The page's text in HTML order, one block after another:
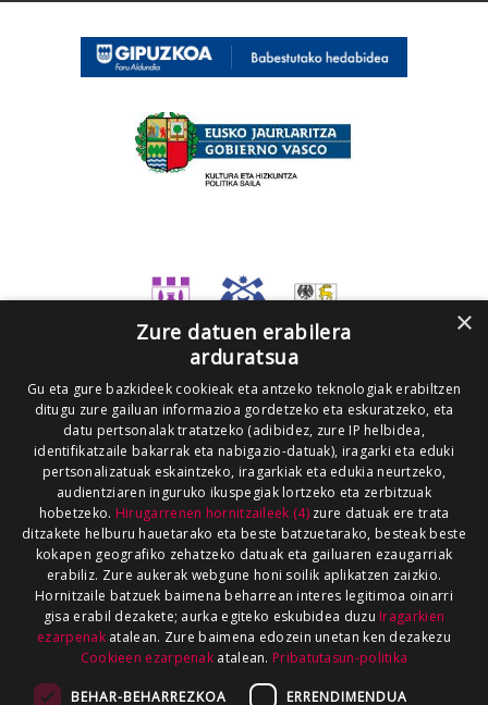
×
Zure datuen erabilera
arduratsua
Gu eta gure bazkideek cookieak eta antzeko teknologiak erabiltzen
ditugu zure gailuan informazioa gordetzeko eta eskuratzeko, eta
datu pertsonalak tratatzeko (adibidez, zure IP helbidea,
identifikatzaile bakarrak eta nabigazio-datuak), iragarki eta eduki
pertsonalizatuak eskaintzeko, iragarkiak eta edukia neurtzeko,
audientziaren inguruko ikuspegiak lortzeko eta zerbitzuak
hobetzeko. Hirugarrenen hornitzaileek (4)zure datuak ere trata
ditzakete helburu hauetarako eta beste batzuetarako, besteak beste
kokapen geografiko zehatzeko datuak eta gailuaren ezaugarriak
erabiliz. Zure aukerak webgune honi soilik aplikatzen zaizkio.
Hornitzaile batzuek baimena beharrean interes legitimoa oinarri
gisa erabil dezakete; aurka egiteko eskubidea duzu Iragarkien
ezarpenakatalean. Zure baimena edozein unetan ken dezakezu
Cookieen ezarpenak atalean. Pribatutasun-politika
BEHAR-BEHARREZKOA ERRENDIMENDUA